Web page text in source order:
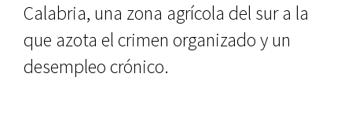
Calabria, una zona agrícola del sur a la
que azota el crimen organizado y un
desempleo crónico.